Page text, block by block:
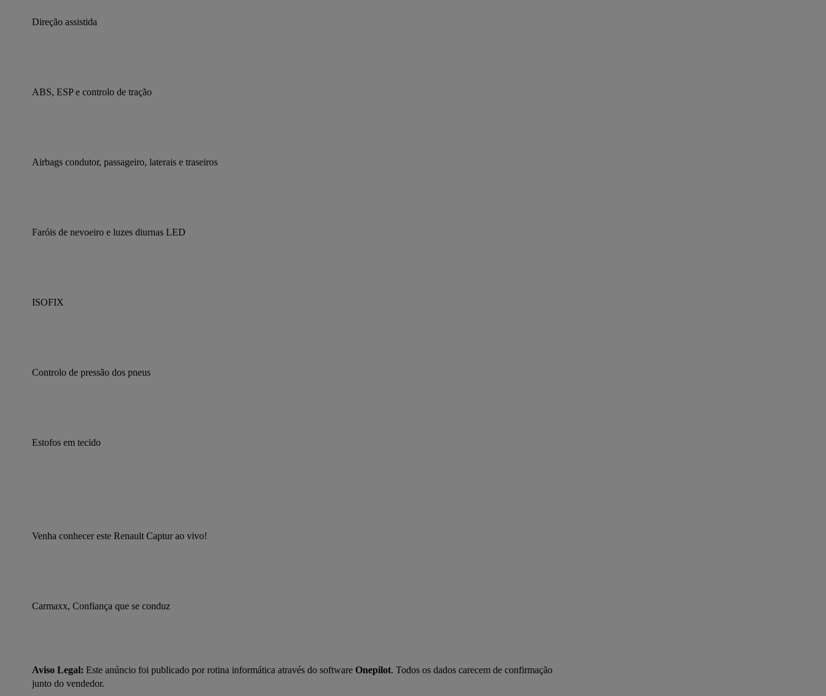
Direção assistida
ABS, ESP e controlo de tração
Airbags condutor, passageiro, laterais e traseiros
Faróis de nevoeiro e luzes diurnas LED
ISOFIX
Controlo de pressão dos pneus
Estofos em tecido
Venha conhecer este Renault Captur ao vivo!
Carmaxx, Confiança que se conduz
Aviso Legal: Este anúncio foi publicado por rotina informática através do software Onepilot. Todos os dados carecem de confirmação
junto do vendedor.